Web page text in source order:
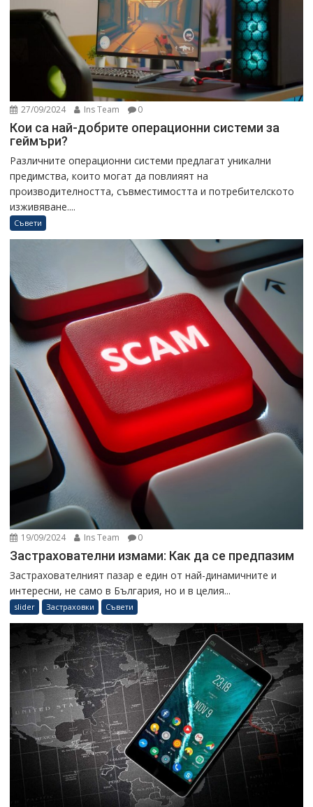
27/09/2024 Ins Team 0
Кои са най-добрите операционни системи за
геймъри?
Различните операционни системи предлагат уникални
предимства, които могат да повлияят на
производителността, съвместимостта и потребителското
изживяване....
Съвети
19/09/2024 Ins Team 0
Застрахователни измами: Как да се предпазим
Застрахователният пазар е един от най-динамичните и
интересни, не само в България, но и в целия...
slider Застраховки Съвети